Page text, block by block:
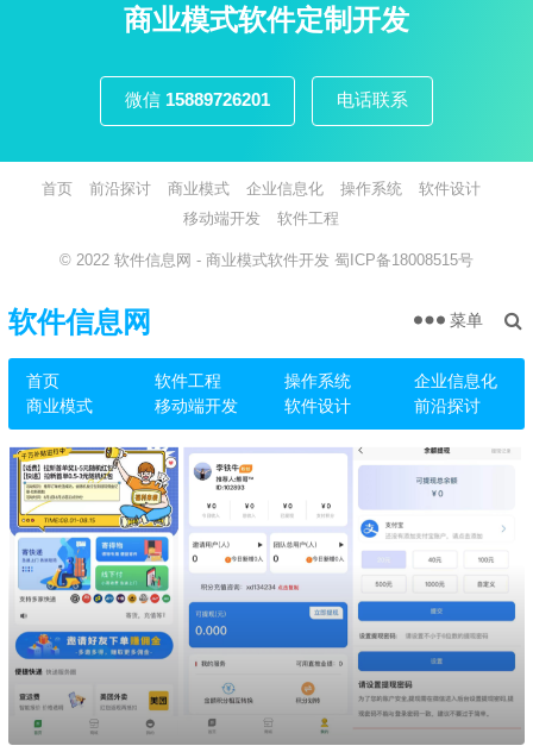
商业模式软件定制开发
微信 15889726201 电话联系
首页 前沿探讨 商业模式 企业信息化 操作系统
软件设计
移动端开发
软件工程
© 2022 软件信息网 - 商业模式软件开发 蜀ICP备18008515号
软件信息网
首页 软件工程 操作系统
企业信息化
商业模式
移动端开发 软件设计 前沿探讨
菜单